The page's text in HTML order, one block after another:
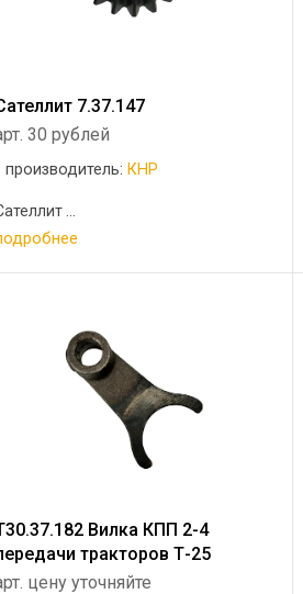
7.37.147
30 рублей
производитель: КНР
...
Вилка КПП 2-4
тракторов Т-25
цену уточняйте